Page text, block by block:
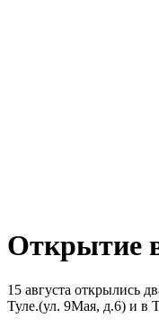
Открытие
15 августа открылись
Туле.(ул. 9Мая, д.6) и в